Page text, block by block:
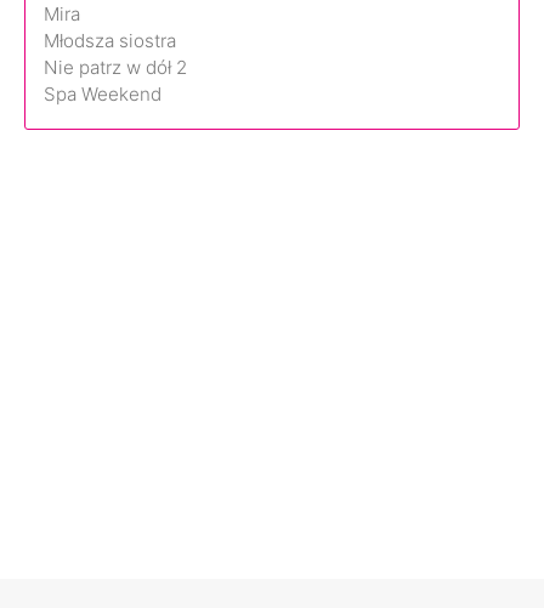
Mira
Młodsza siostra
Nie patrz w dół 2
Spa Weekend